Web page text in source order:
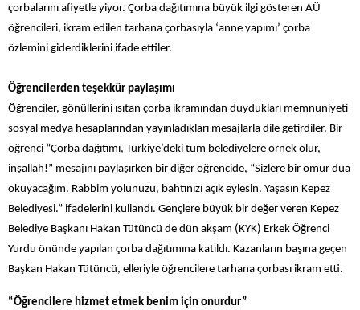
çorbalarını afiyetle yiyor. Çorba dağıtımına büyük ilgi gösteren AÜ
öğrencileri, ikram edilen tarhana çorbasıyla ‘anne yapımı’ çorba
özlemini giderdiklerini ifade ettiler.
Öğrencilerden teşekkür paylaşımı
Öğrenciler, gönüllerini ısıtan çorba ikramından duydukları memnuniyeti
sosyal medya hesaplarından yayınladıkları mesajlarla dile getirdiler. Bir
öğrenci “Çorba dağıtımı, Türkiye’deki tüm belediyelere örnek olur,
inşallah!” mesajını paylaşırken bir diğer öğrencide, “Sizlere bir ömür dua
okuyacağım. Rabbim yolunuzu, bahtınızı açık eylesin. Yaşasın Kepez
Belediyesi.” ifadelerini kullandı. Gençlere büyük bir değer veren Kepez
Belediye Başkanı Hakan Tütüncü de dün akşam (KYK) Erkek Öğrenci
Yurdu önünde yapılan çorba dağıtımına katıldı. Kazanların başına geçen
Başkan Hakan Tütüncü, elleriyle öğrencilere tarhana çorbası ikram etti.
“Öğrencilere hizmet etmek benim için onurdur”